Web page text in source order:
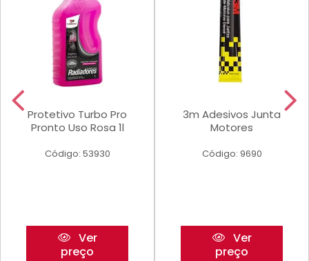
Protetivo Turbo Pro
Pronto Uso Rosa 1l
Código: 53930
Ver
preço
3m Adesivos Junta
Motores
Código: 9690
Ver
preço